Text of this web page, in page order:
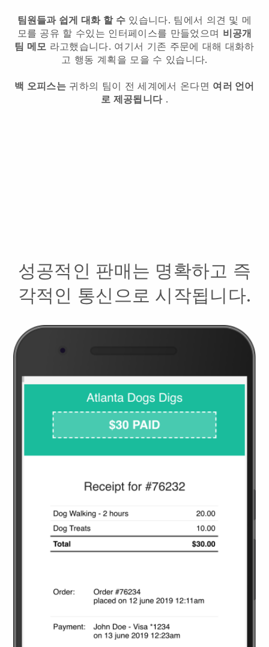
팀원들과 쉽게 대화 할 수 있습니다. 팀에서 의견 및 메
모를 공유 할 수있는 인터페이스를 만들었으며 비공개
팀 메모 라고했습니다. 여기서 기존 주문에 대해 대화하
고 행동 계획을 모을 수 있습니다.
백 오피스는 귀하의 팀이 전 세계에서 온다면 여러 언어
로 제공됩니다.
성공적인 판매는 명확하고 즉
각적인 통신으로 시작됩니다.